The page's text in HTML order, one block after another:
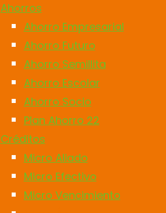
Ahorros
Ahorro Empresarial
Ahorro Futuro
Ahorro Semillita
Ahorro Escolar
Ahorro Socio
Plan Ahorro 22
Créditos
Micro Aliado
Micro Efectivo
Micro Vencimiento